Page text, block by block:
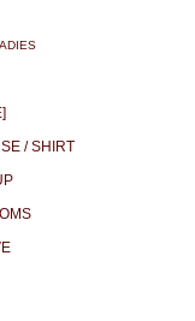
/ SHIRT